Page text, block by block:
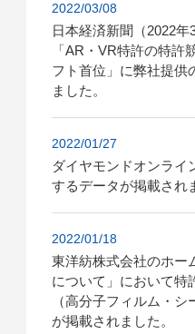
2022/03/08
日本経済新聞（2022
「AR・VR特許の特
フト首位」に弊社提供
ました。
2022/01/27
ダイヤモンドオンライ
するデータが掲載され
2022/01/18
東洋紡株式会社のホー
について」において特
（高分子フィルム・
が掲載されました。